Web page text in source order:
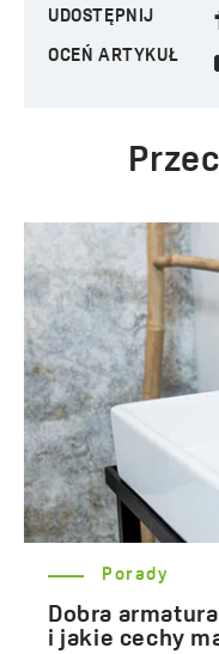
UDOSTĘPNIJ
OCEŃ ARTYKUŁ
Porady
Dobra
i jakie cechy